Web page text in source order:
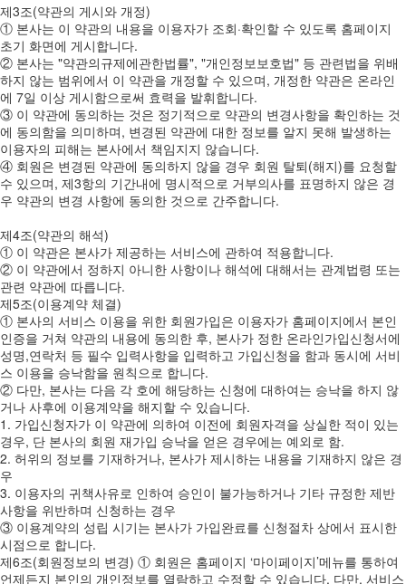
제3조(약관의 게시와 개정)
① 본사는 이 약관의 내용을 이용자가 조회·확인할 수 있도록 홈페이지
초기 화면에 게시합니다.
② 본사는 "약관의규제에관한법률", "개인정보보호법" 등 관련법을 위배
하지 않는 범위에서 이 약관을 개정할 수 있으며, 개정한 약관은 온라인
에 7일 이상 게시함으로써 효력을 발휘합니다.
③ 이 약관에 동의하는 것은 정기적으로 약관의 변경사항을 확인하는 것
에 동의함을 의미하며, 변경된 약관에 대한 정보를 알지 못해 발생하는
이용자의 피해는 본사에서 책임지지 않습니다.
④ 회원은 변경된 약관에 동의하지 않을 경우 회원 탈퇴(해지)를 요청할
수 있으며, 제3항의 기간내에 명시적으로 거부의사를 표명하지 않은 경
우 약관의 변경 사항에 동의한 것으로 간주합니다.
제4조(약관의 해석)
① 이 약관은 본사가 제공하는 서비스에 관하여 적용합니다.
② 이 약관에서 정하지 아니한 사항이나 해석에 대해서는 관계법령 또는
관련 약관에 따릅니다.
제5조(이용계약 체결)
① 본사의 서비스 이용을 위한 회원가입은 이용자가 홈페이지에서 본인
인증을 거쳐 약관의 내용에 동의한 후, 본사가 정한 온라인가입신청서에
성명,연락처 등 필수 입력사항을 입력하고 가입신청을 함과 동시에 서비
스 이용을 승낙함을 원칙으로 합니다.
② 다만, 본사는 다음 각 호에 해당하는 신청에 대하여는 승낙을 하지 않
거나 사후에 이용계약을 해지할 수 있습니다.
1. 가입신청자가 이 약관에 의하여 이전에 회원자격을 상실한 적이 있는
경우, 단 본사의 회원 재가입 승낙을 얻은 경우에는 예외로 함.
2. 허위의 정보를 기재하거나, 본사가 제시하는 내용을 기재하지 않은 경
우
3. 이용자의 귀책사유로 인하여 승인이 불가능하거나 기타 규정한 제반
사항을 위반하며 신청하는 경우
③ 이용계약의 성립 시기는 본사가 가입완료를 신청절차 상에서 표시한
시점으로 합니다.
제6조(회원정보의 변경) ① 회원은 홈페이지 ‘마이페이지’메뉴를 통하여
언제든지 본인의 개인정보를 열람하고 수정할 수 있습니다. 다만, 서비스